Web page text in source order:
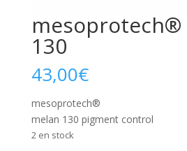
mesoprotech®
130
43,00€
mesoprotech®
melan 130 pigment control
2 en stock